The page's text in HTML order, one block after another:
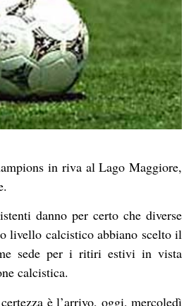
in riva al Lago Maggiore,
danno per certo che diverse
livello calcistico abbiano scelto il
sede per i ritiri estivi in vista
calcistica.
è l’arrivo, oggi, mercoledì